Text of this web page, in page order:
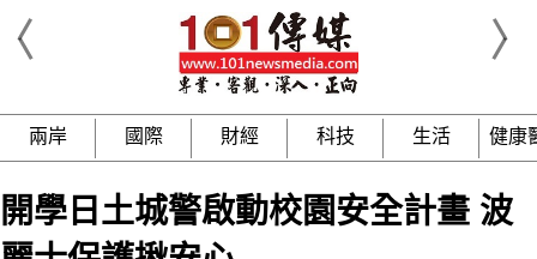
兩岸 國際 財經 科技 生活 健康
開學日土城警啟動校園安全計畫 波